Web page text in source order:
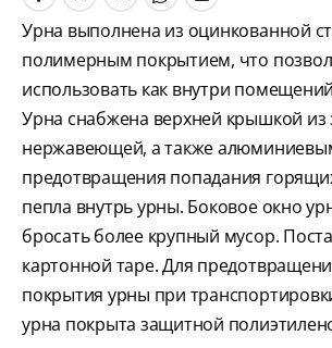
Урна выполнена из оцинкованной
полимерным покрытием, что
использовать как внутри
Урна снабжена верхней крышкой из
нержавеющей, а также
предотвращения попадания
пепла внутрь урны. Боковое окно
бросать более крупный мусор.
картонной таре. Для
покрытия урны при
урна покрыта защитной